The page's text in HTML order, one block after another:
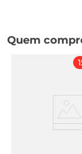
Quem